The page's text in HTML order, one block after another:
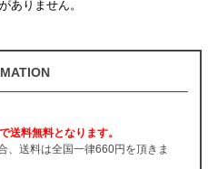
ありません。
送料無料となります。
、送料は全国一律660円を頂きま